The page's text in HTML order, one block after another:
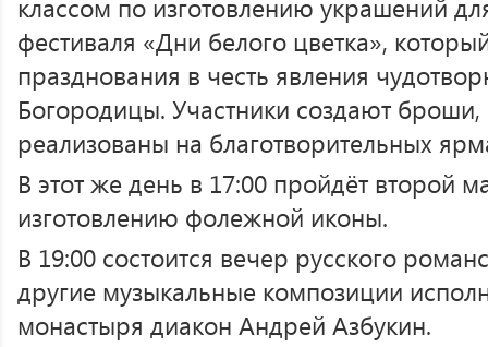
классом по изготовлению украшений
фестиваля «Дни белого цветка»,
празднования в честь явления
Богородицы. Участники создают броши,
реализованы на благотворительных
В этот же день в 17:00 пройдёт второй
изготовлению фолежной иконы.
В 19:00 состоится вечер русского
другие музыкальные композиции
монастыря диакон Андрей Азбукин.